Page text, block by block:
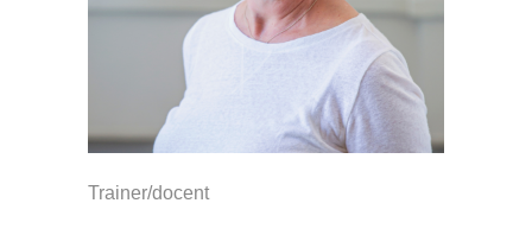
Trainer/docent